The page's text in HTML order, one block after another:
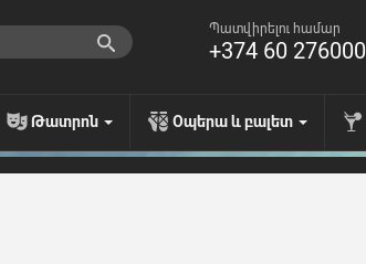
Պատվիրելու համար
+374 60 276000
Թատրոն Օպերա և բալետ